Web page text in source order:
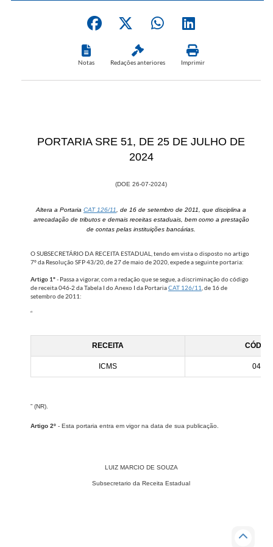
Notas Redações anteriores Imprimir
PORTARIA SRE 51, DE 2​​5 DE JULHO DE
2024
(DOE 26-07-20​​24)
Altera a Portaria CA​T 126/11 , de 16 de setembro de 2011, que disciplina a
arrecadação de tributos e demais receitas estaduais, bem como a prestação
de contas pelas instituições bancárias.
O SUBSECRETÁRIO DA RECEITA ESTADUAL, tendo em vista o disposto no artigo
7º da Resolução SFP 43/20, de 27 de maio de 2020, expede a seguinte portaria:
Artigo 1º- Passa a vigorar, com a redação que se segue, a discriminação do código
de receita 046-2 da Tabela I do Anexo I da PortariaCAT 126/11 ​, de 16 de
setembro de 2011:
“​
REC​EITA
ICMS 046-2
” (NR).
Artigo 2º - Esta portaria entra em vigor na data de sua publicação.
LUIZ MARCIO DE SOUZA
Subsecretario da Receita Estadual​